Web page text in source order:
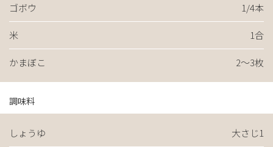
ゴボウ 1/4本
米 1合
かまぼこ 2〜3枚
調味料
しょうゆ 大さじ1